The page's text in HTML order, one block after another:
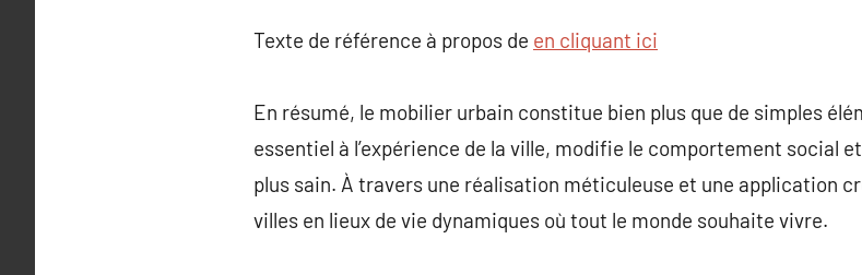
Texte de référence à propos de en cliquant ici
En résumé, le mobilier urbain constitue bien plus que de simples
essentiel à l’expérience de la ville, modifie le comportement social
plus sain. À travers une réalisation méticuleuse et une application
villes en lieux de vie dynamiques où tout le monde souhaite vivre.